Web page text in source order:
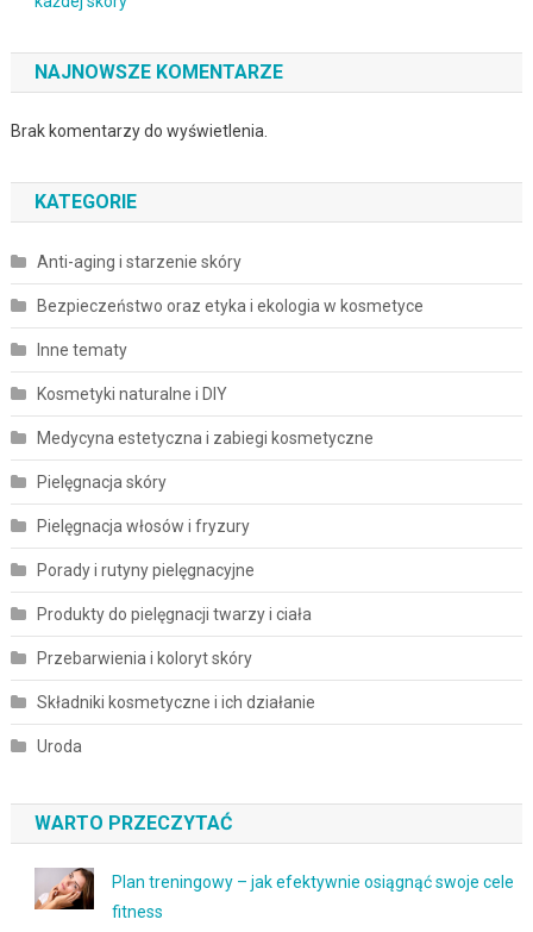
NAJNOWSZE KOMENTARZE
Brak komentarzy do wyświetlenia.
KATEGORIE
Anti-aging i starzenie skóry
Bezpieczeństwo oraz etyka i ekologia w kosmetyce
Inne tematy
Kosmetyki naturalne i DIY
Medycyna estetyczna i zabiegi kosmetyczne
Pielęgnacja skóry
Pielęgnacja włosów i fryzury
Porady i rutyny pielęgnacyjne
Produkty do pielęgnacji twarzy i ciała
Przebarwienia i koloryt skóry
Składniki kosmetyczne i ich działanie
Uroda
WARTO PRZECZYTAĆ
Plan treningowy – jak efektywnie osiągnąć swoje cele
fitness